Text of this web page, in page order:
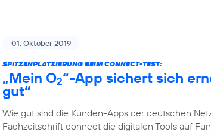
01. Oktober 2019
SPITZENPLATZIERUNG BEIM CONNECT-TEST:
„Mein O2“-App sichert sich
gut“
Wie gut sind die Kunden-Apps der deutschen
Fachzeitschrift connect die digitalen Tools auf